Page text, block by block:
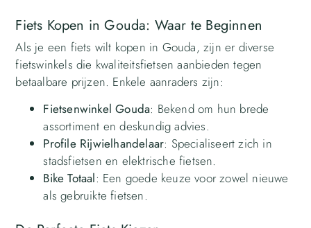
Fiets Kopen in Gouda: Waar te Beginnen
Als je een fiets wilt kopen in Gouda, zijn er diverse
fietswinkels die kwaliteitsfietsen aanbieden tegen
betaalbare prijzen. Enkele aanraders zijn:
Fietsenwinkel Gouda: Bekend om hun brede
assortiment en deskundig advies.
Profile Rijwielhandelaar: Specialiseert zich in
stadsfietsen en elektrische fietsen.
Bike Totaal: Een goede keuze voor zowel nieuwe
als gebruikte fietsen.